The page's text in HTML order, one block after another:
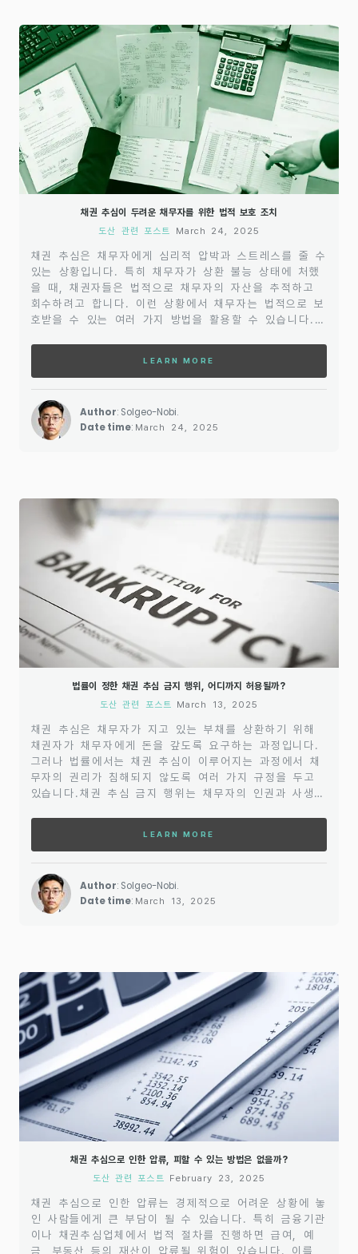
채권 추심이 두려운 채무자를 위한 법적 보호 조치
도산 관련 포스트
March 24, 2025
채권 추심은 채무자에게 심리적 압박과 스트레스를 줄 수
있는 상황입니다. 특히 채무자가 상환 불능 상태에 처했
을 때, 채권자들은 법적으로 채무자의 자산을 추적하고
회수하려고 합니다. 이런 상황에서 채무자는 법적으로 보
호받을 수 있는 여러 가지 방법을 활용할 수 있습니다.채
보겠습니다. 이 글에서는 채권 추심의 법적 제한, 채무자
구체적인 방법들에 대해 다룰 것입니다.contents1. 채
권 추심의 법적 제한채권 추심은 법적으로 특정한 규제를
받고 있으며, 채무자의 권리를 보호하기 위한 여러 제도
LEARN MORE
Author: Solgeo-Nobi.
Date time: March 24, 2025
법률이 정한 채권 추심 금지 행위, 어디까지 허용될까?
도산 관련 포스트 March 13, 2025
채권 추심은 채무자가 지고 있는 부채를 상환하기 위해
채권자가 채무자에게 돈을 갚도록 요구하는 과정입니다.
그러나 법률에서는 채권 추심이 이루어지는 과정에서 채
무자의 권리가 침해되지 않도록 여러 가지 규정을 두고
있습니다.채권 추심 금지 행위는 채무자의 인권과 사생활
이 글에서는 법률이 정한 채권 추심 금지 행위와 그 허용
이 언제 어떻게 금지되는지, 어떤 상황에서 채권자의 행
위가 허용될 수 있는지에 대해 설명할 것입니다. 채권자
와 채무자 모두가 법의 테두리 안에서 권리를 보호받을
LEARN MORE
Author: Solgeo-Nobi.
Date time: March 13, 2025
채권 추심으로 인한 압류, 피할 수 있는 방법은 없을까?
도산 관련 포스트 February 23, 2025
채권 추심으로 인한 압류는 경제적으로 어려운 상황에 놓
인 사람들에게 큰 부담이 될 수 있습니다. 특히 금융기관
이나 채권추심업체에서 법적 절차를 진행하면 급여, 예
금, 부동산 등의 재산이 압류될 위험이 있습니다. 이를